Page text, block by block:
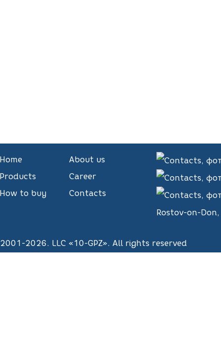
Home
About us
Products
Career
How to buy
Contacts
Rostov-on-
2001-2026. LLC «10-GPZ». All rights reserved